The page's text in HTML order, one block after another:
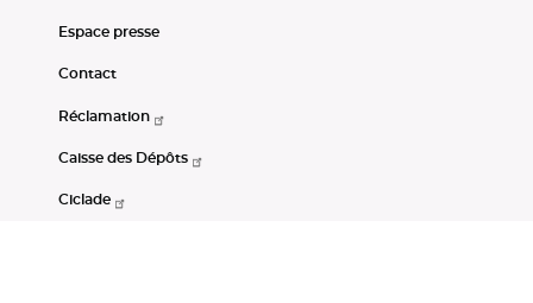
Espace presse
Contact
Réclamation
Caisse des Dépôts
Ciclade